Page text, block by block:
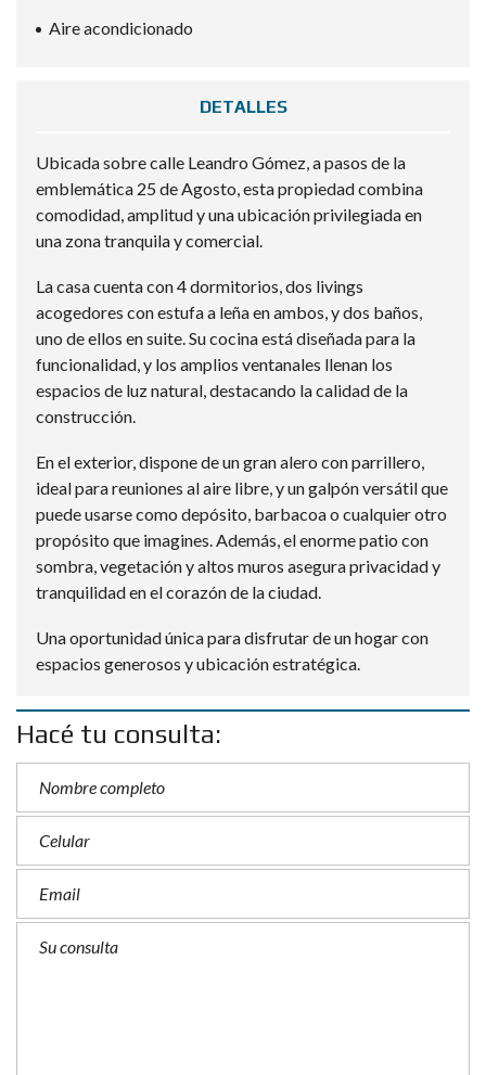
Aire acondicionado
DETALLES
Ubicada sobre calle Leandro Gómez, a pasos de la
emblemática 25 de Agosto, esta propiedad combina
comodidad, amplitud y una ubicación privilegiada en
una zona tranquila y comercial.
La casa cuenta con 4 dormitorios, dos livings
acogedores con estufa a leña en ambos, y dos baños,
uno de ellos en suite. Su cocina está diseñada para la
funcionalidad, y los amplios ventanales llenan los
espacios de luz natural, destacando la calidad de la
construcción.
En el exterior, dispone de un gran alero con parrillero,
ideal para reuniones al aire libre, y un galpón versátil que
puede usarse como depósito, barbacoa o cualquier otro
propósito que imagines. Además, el enorme patio con
sombra, vegetación y altos muros asegura privacidad y
tranquilidad en el corazón de la ciudad.
Una oportunidad única para disfrutar de un hogar con
espacios generosos y ubicación estratégica.
Hacé tu consulta: